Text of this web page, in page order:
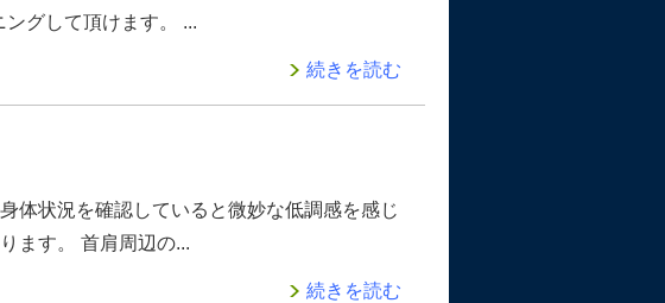
グして頂けます。 ...
続きを読む
体状況を確認していると微妙な低調感を感じ
ます。 首肩周辺の...
続きを読む